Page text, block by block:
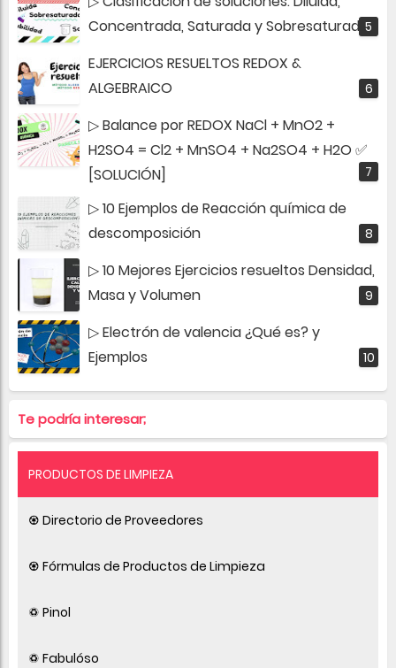
Concentrada, Saturada y Sobresaturada
EJERCICIOS RESUELTOS REDOX &
ALGEBRAICO
▷ Balance por REDOX NaCl + MnO2 +
H2SO4 = Cl2 + MnSO4 + Na2SO4 + H2O ✅
[SOLUCIÓN]
▷ 10 Ejemplos de Reacción química de
descomposición
▷ 10 Mejores Ejercicios resueltos Densidad,
Masa y Volumen
▷ Electrón de valencia ¿Qué es? y
Ejemplos
Te podría interesar;
PRODUCTOS DE LIMPIEZA
♼ Directorio de Proveedores
♼ Fórmulas de Productos de Limpieza
♽ Pinol
♽ Fabulóso